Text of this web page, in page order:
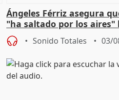
Ángeles Férriz asegura
"ha saltado por los aires"
negociación tras acuerdo
Sonido Totales 03/